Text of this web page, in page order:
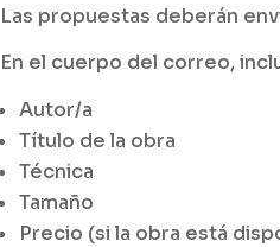
Las propuestas deberán
En el cuerpo del correo,
Autor/a
Título de la obra
Técnica
Tamaño
Precio (si la obra está